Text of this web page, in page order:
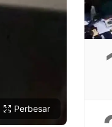
Perbesar